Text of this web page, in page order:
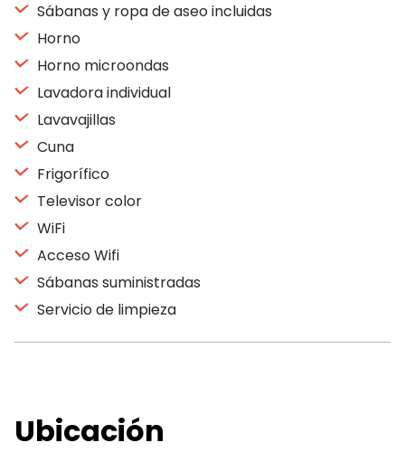
Sábanas y ropa de aseo incluidas
Horno
Horno microondas
Lavadora individual
Lavavajillas
Cuna
Frigorífico
Televisor color
WiFi
Acceso Wifi
Sábanas suministradas
Servicio de limpieza
Ubicación